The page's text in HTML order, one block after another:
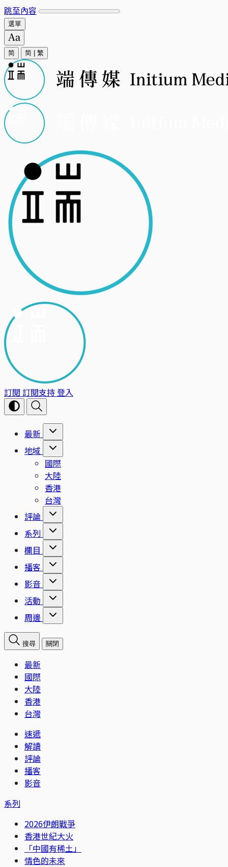
跳至內容
選單
简 简 繁
訂閱 訂閱支持登入
最新
地域
國際
大陸
香港
台灣
評論
系列
欄目
播客
影音
活動
周邊
搜尋 關閉
最新
國際
大陸
香港
台灣
速遞
解讀
評論
播客
影音
系列
2026伊朗戰爭
香港世紀大火
「中國有稀土」
情色的未來